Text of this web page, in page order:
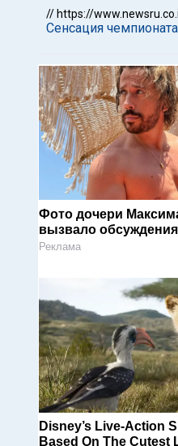
// https://
Сенсация
Фото дочери
вызвало
Реклама
Disney’s Live-Action
Based On The Cutest